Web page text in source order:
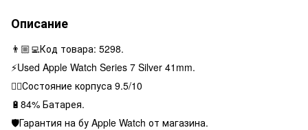
Описание
👨🏼‍💻Код товара: 5298.
⚡️Used Apple Watch Series 7 Silver 41mm.
👌🏻Состояние корпуса 9.5/10
🔋84% Батарея.
🛡Гарантия на бу Apple Watch от магазина.